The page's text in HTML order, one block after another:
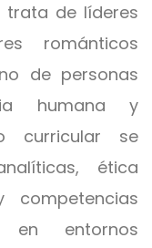
trata de líderes
románticos
de personas
humana y
curricular se
ética
competencias
en entornos